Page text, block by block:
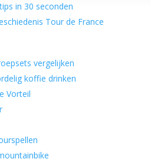
in 30 seconden
Tour de France
vergelijken
koffie drinken
Vorteil